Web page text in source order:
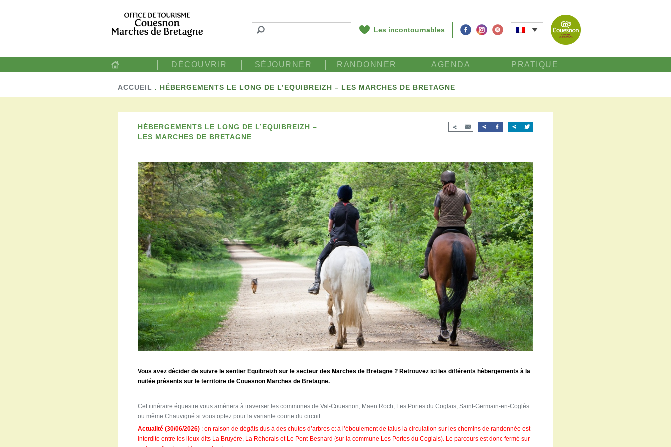
Les incontournables
DÉCOUVRIR SÉJOURNER RANDONNER AGENDA PRATIQUE
ACCUEIL . HÉBERGEMENTS LE LONG DE L’EQUIBREIZH – LES MARCHES DE BRETAGNE
HÉBERGEMENTS LE LONG DE L’EQUIBREIZH –
LES MARCHES DE BRETAGNE
Vous avez décider de suivre le sentier Equibreizh sur le secteur des Marches de Bretagne ? Retrouvez ici les différents hébergements à la
nuitée présents sur le territoire de Couesnon Marches de Bretagne.
Cet itinéraire équestre vous amènera à traverser les communes de Val-Couesnon, Maen Roch, Les Portes du Coglais, Saint-Germain-en-Coglès
ou même Chauvigné si vous optez pour la variante courte du circuit.
Actualité (30/06/2026) : en raison de dégâts dus à des chutes d’arbres et à l’éboulement de talus la circulation sur les chemins de randonnée est
interdite entre les lieux-dits La Bruyère, La Réhorais et Le Pont-Besnard (sur la commune Les Portes du Coglais). Le parcours est donc fermé sur